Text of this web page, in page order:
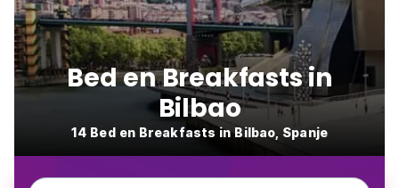
Bed en Breakfasts in
Bilbao
14 Bed en Breakfasts in Bilbao, Spanje